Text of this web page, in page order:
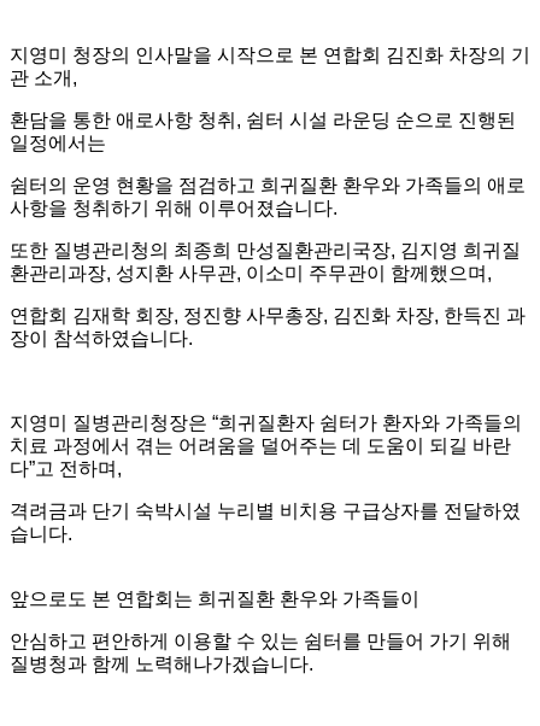
지영미 청장의 인사말을 시작으로 본 연합회 김진화 차장의 기
관 소개 ,
환담을 통한 애로사항 청취 , 쉼터 시설 라운딩 순으로 진행된
일정에서는
쉼터의 운영 현황을 점검하고 희귀질환 환우와 가족들의 애로
사항을 청취하기 위해 이루어졌습니다.
또한 질병관리청의 최종희 만성질환관리국장, 김지영 희귀질
환관리과장, 성지환 사무관, 이소미 주무관이 함께했으며 ,
연합회 김재학 회장, 정진향 사무총장, 김진화 차장, 한득진 과
장이 참석하였습니다.
지영미 질병관리청장은 “희귀질환자 쉼터가 환자와 가족들의
치료 과정에서 겪는 어려움을 덜어주는 데 도움이 되길 바란
다”고 전하며 ,
격려금과 단기 숙박시설 누리별 비치용 구급상자를 전달하였
습니다.
앞으로도 본 연합회는 희귀질환 환우와 가족들이
안심하고 편안하게 이용할 수 있는 쉼터를 만들어 가기 위해
질병청과 함께 노력해나가겠습니다.